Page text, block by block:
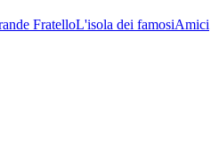
FratelloL'isola dei famosiAmici